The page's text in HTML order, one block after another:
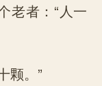
老者：“人一
颗。”